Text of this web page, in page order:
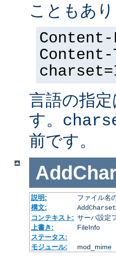
こともあり
言語の指
す。
前です。
説明:
ファイル名
構文:
AddCharset
コンテキスト: サーバ設定
上書き:
FileInfo
ステータス:
モジュール:
mod_mime